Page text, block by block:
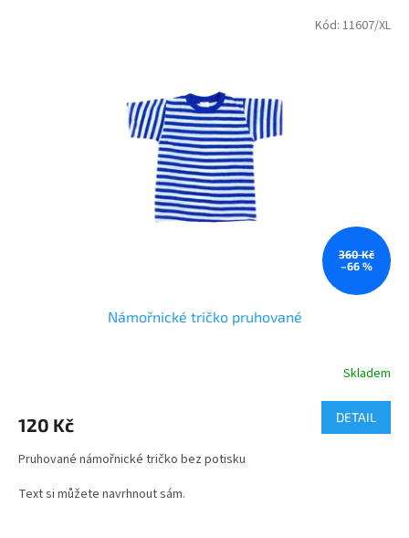
360 Kč
–66 %
Námořnické tričko pruhované
Skladem
120 Kč DETAIL
Pruhované námořnické tričko bez potisku
Text si můžete navrhnout sám.
Kód: 11607/XL